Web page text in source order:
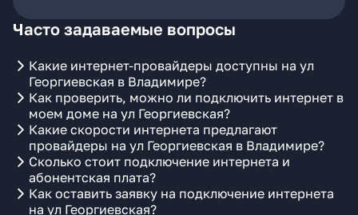
Часто задаваемые вопросы
Какие интернет-провайдеры доступны на ул
Георгиевская в Владимире?
Как проверить, можно ли подключить интернет в
моем доме на ул Георгиевская?
Какие скорости интернета предлагают
провайдеры на ул Георгиевская в Владимире?
Сколько стоит подключение интернета и
абонентская плата?
Как оставить заявку на подключение интернета
на ул Георгиевская?